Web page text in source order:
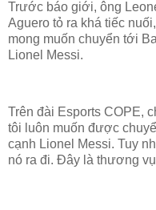
Trước báo giới, ông
Aguero tỏ ra khá tiếc
mong muốn chuyển tới
Lionel Messi.
Trên đài Esports COPE,
tôi luôn muốn được
cạnh Lionel Messi. Tuy
nó ra đi. Đây là thương vụ